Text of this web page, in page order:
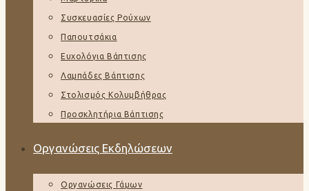
Συσκευασίες Ρούχων
Παπουτσάκια
Ευχολόγια Βάπτισης
Λαμπάδες Βάπτισης
Στολισμός Κολυμβήθρας
Προσκλητήρια Βάπτισης
Οργανώσεις Εκδηλώσεων
Οργανώσεις Γάμων